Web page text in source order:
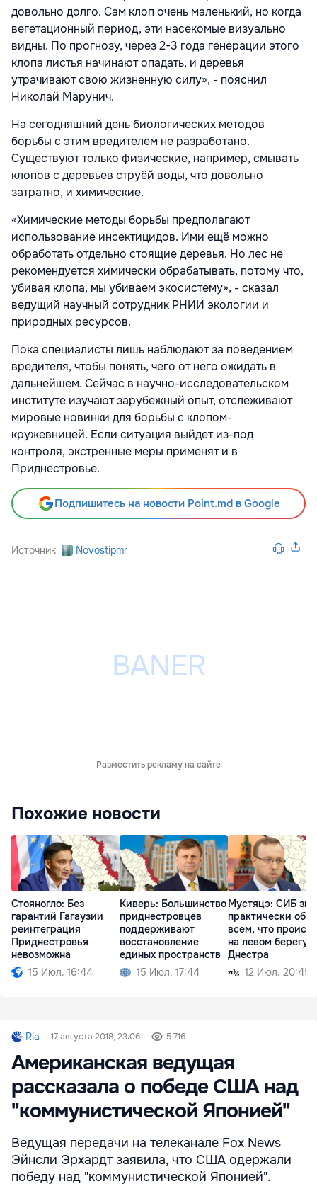
довольно долго. Сам клоп очень маленький, но когда
вегетационный период, эти насекомые визуально
видны. По прогнозу, через 2-3 года генерации этого
клопа листья начинают опадать, и деревья
утрачивают свою жизненную силу», - пояснил
Николай Марунич.
На сегодняшний день биологических методов
борьбы с этим вредителем не разработано.
Существуют только физические, например, смывать
клопов с деревьев струёй воды, что довольно
затратно, и химические.
«Химические методы борьбы предполагают
использование инсектицидов. Ими ещё можно
обработать отдельно стоящие деревья. Но лес не
рекомендуется химически обрабатывать, потому что,
убивая клопа, мы убиваем экосистему», - сказал
ведущий научный сотрудник РНИИ экологии и
природных ресурсов.
Пока специалисты лишь наблюдают за поведением
вредителя, чтобы понять, чего от него ожидать в
дальнейшем. Сейчас в научно-исследовательском
институте изучают зарубежный опыт, отслеживают
мировые новинки для борьбы с клопом-
кружевницей. Если ситуация выйдет из-под
контроля, экстренные меры применят и в
Приднестровье.
Подпишитесь на новости Point.md в Google
Источник Novostipmr
Разместить рекламу на сайте
Похожие новости
Стояногло: Без
гарантий Гагаузии
реинтеграция
Приднестровья
невозможна
15 Июл. 16:44
Киверь: Большинство
приднестровцев
поддерживают
восстановление
единых пространств
15 Июл. 17:44
Мустяцэ: СИБ
практически обо
всем, что
на левом берегу
Днестра
12 Июл. 20:45
Ria 17 августа 2018, 23:06 5 716
Американская ведущая
рассказала о победе США над
"коммунистической Японией"
Ведущая передачи на телеканале Fox News
Эйнсли Эрхардт заявила, что США одержали
победу над "коммунистической Японией".